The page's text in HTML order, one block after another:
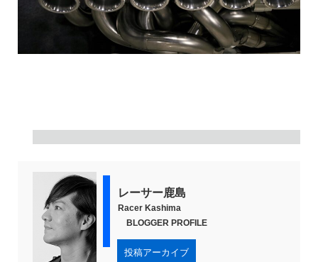
レーサー鹿島
Racer Kashima
BLOGGER PROFILE
投稿アーカイブ